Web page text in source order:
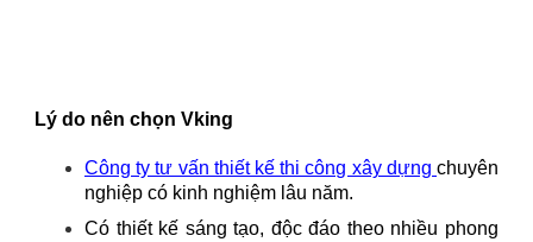
Lý do nên chọn Vking
Công ty tư vấn thiết kế thi công xây dựng chuyên
nghiệp có kinh nghiệm lâu năm.
Có thiết kế sáng tạo, độc đáo theo nhiều phong